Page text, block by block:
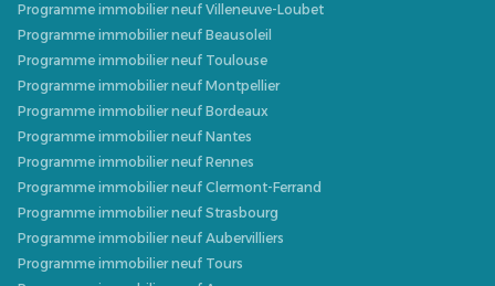
Programme immobilier neuf Villeneuve-Loubet
Programme immobilier neuf Beausoleil
Programme immobilier neuf Toulouse
Programme immobilier neuf Montpellier
Programme immobilier neuf Bordeaux
Programme immobilier neuf Nantes
Programme immobilier neuf Rennes
Programme immobilier neuf Clermont-Ferrand
Programme immobilier neuf Strasbourg
Programme immobilier neuf Aubervilliers
Programme immobilier neuf Tours